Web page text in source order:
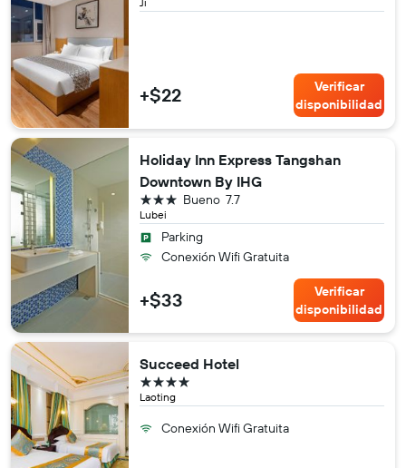
+$22
Verificar
disponibilidad
Holiday Inn Express Tangshan
Downtown By IHG
Lubei
7.7
Bueno
3 estrellas
Parking
Conexión Wifi Gratuita
+$33
Verificar
disponibilidad
Succeed Hotel
Laoting
4 estrellas
Conexión Wifi Gratuita